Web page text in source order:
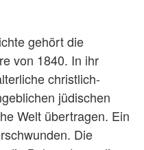
gehört die
von 1840. In ihr
christlich-
jüdischen
Welt übertragen. Ein
Die